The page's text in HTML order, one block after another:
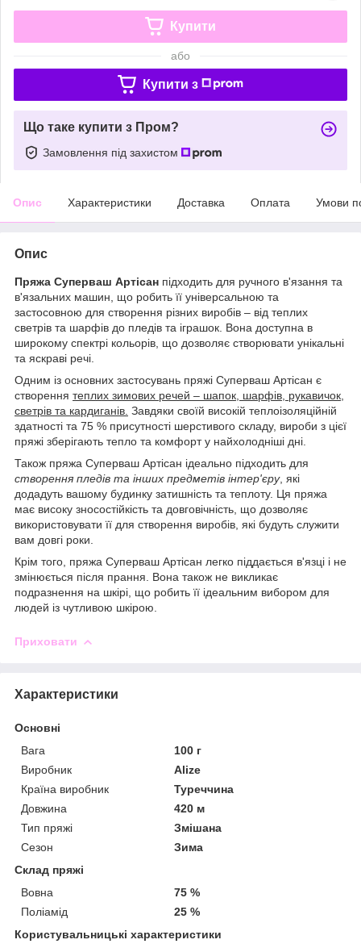
Купити
або
Купити з
Що таке купити з Пром?
Замовлення під захистом
Опис Характеристики Доставка Оплата Умови
Опис
Пряжа Суперваш Артісан підходить для ручного в'язання та
в'язальних машин, що робить її універсальною та
застосовною для створення різних виробів – від теплих
светрів та шарфів до пледів та іграшок. Вона доступна в
широкому спектрі кольорів, що дозволяє створювати унікальні
та яскраві речі.
Одним із основних застосувань пряжі Суперваш Артісан є
створення теплих зимових речей – шапок, шарфів, рукавичок,
светрів та кардиганів. Завдяки своїй високій теплоізоляційній
здатності та 75 % присутності шерстивого складу, вироби з цієї
пряжі зберігають тепло та комфорт у найхолодніші дні.
Також пряжа Суперваш Артісан ідеально підходить для
створення пледів та інших предметів інтер'єру, які
додадуть вашому будинку затишність та теплоту. Ця пряжа
має високу зносостійкість та довговічність, що дозволяє
використовувати її для створення виробів, які будуть служити
вам довгі роки.
Крім того, пряжа Суперваш Артісан легко піддається в'язці і не
змінюється після прання. Вона також не викликає
подразнення на шкірі, що робить її ідеальним вибором для
людей із чутливою шкірою.
Приховати
Характеристики
Основні
Вага
100 г
Виробник
Alize
Країна виробник
Туреччина
Довжина
420 м
Тип пряжі
Змішана
Сезон
Зима
Склад пряжі
Вовна
75 %
Поліамід
25 %
Користувальницькі характеристики